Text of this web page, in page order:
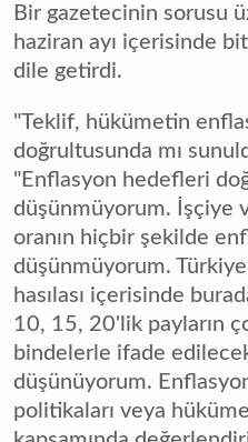
Bir gazetecinin sorusu
haziran ayı içerisinde
dile getirdi.
"Teklif, hükümetin
doğrultusunda mı
"Enflasyon hedefleri
düşünmüyorum. İşçiye
oranın hiçbir şekilde
düşünmüyorum.
hasılası içerisinde
10, 15, 20'lik payların
bindelerle ifade
düşünüyorum.
politikaları veya